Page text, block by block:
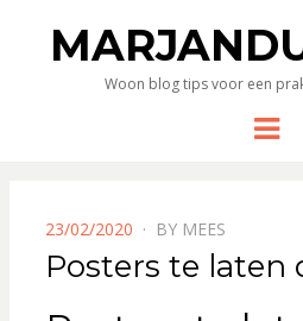
Woon blog tips voor een
POSTED
ON
23/02/2020 BY MEES
Posters te laten